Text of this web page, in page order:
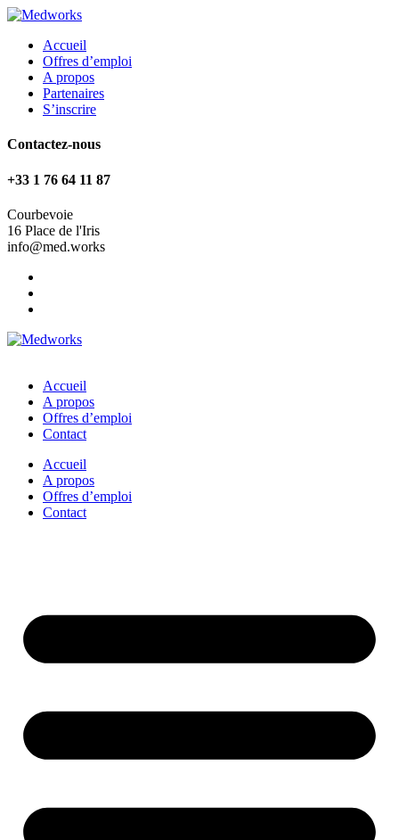
Accueil
Offres d’emploi
A propos
Partenaires
S’inscrire
Contactez-nous
+33 1 76 64 11 87
Courbevoie
16 Place de l'Iris
info@med.works
Accueil
A propos
Offres d’emploi
Contact
Accueil
A propos
Offres d’emploi
Contact